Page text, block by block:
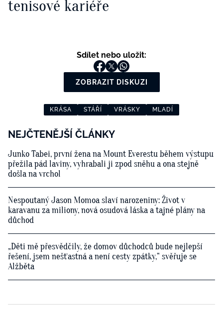
tenisové kariéře
Sdílet nebo uložit:
ZOBRAZIT DISKUZI
KRÁSA STÁŘÍ VRÁSKY MLADÍ
NEJČTENĚJŠÍ ČLÁNKY
Junko Tabei, první žena na Mount Everestu během výstupu
přežila pád laviny, vyhrabali ji zpod sněhu a ona stejně
došla na vrchol
Nespoutaný Jason Momoa slaví narozeniny: Život v
karavanu za miliony, nová osudová láska a tajné plány na
důchod
„Děti mě přesvědčily, že domov důchodců bude nejlepší
řešení, jsem nešťastná a není cesty zpátky,“ svěřuje se
Alžběta